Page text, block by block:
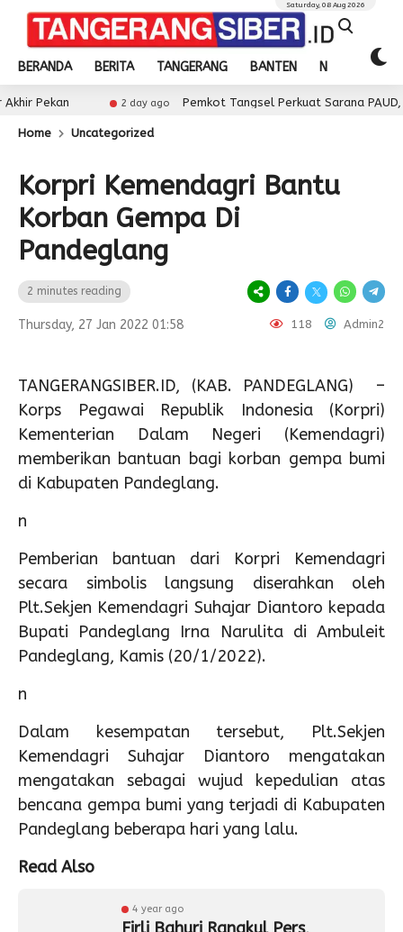
BERANDA BERITA TANGERANG BANTEN NASIONAL
Saturday, 08 Aug 2026
2 day ago Pemkot Tangsel Perkuat Sarana PAUD, Dorong
Home Uncategorized
Korpri Kemendagri Bantu
Korban Gempa Di
Pandeglang
2 minutes reading
Thursday, 27 Jan 2022 01:58 118 Admin2
TANGERANGSIBER.ID, (KAB. PANDEGLANG) –
Korps Pegawai Republik Indonesia (Korpri)
Kementerian Dalam Negeri (Kemendagri)
memberikan bantuan bagi korban gempa bumi
di Kabupaten Pandeglang.
n
Pemberian bantuan dari Korpri Kemendagri
secara simbolis langsung diserahkan oleh
Plt.Sekjen Kemendagri Suhajar Diantoro kepada
Bupati Pandeglang Irna Narulita di Ambuleit
Pandeglang, Kamis (20/1/2022).
n
Dalam kesempatan tersebut, Plt.Sekjen
Kemendagri Suhajar Diantoro mengatakan
mengatakan sebagai wujud kepedulian atas
bencana gempa bumi yang terjadi di Kabupaten
Pandeglang beberapa hari yang lalu.
Read Also
4 year ago